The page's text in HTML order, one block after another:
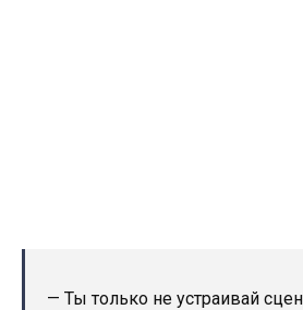
— Ты только не устраивай